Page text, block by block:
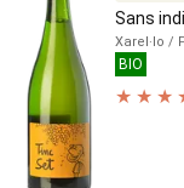
Sans
Xarel·lo /
BIO